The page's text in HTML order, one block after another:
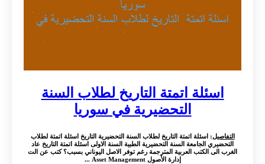
اسئلة اتمتة التاريخ لطلاب السنة
التحضيرية في سوريا
التفاصيل: اسئلة اتمتة التاريخ لطلاب السنة التحضيرية التاريخ اسئلة اتمتة لطلاب
التحضيري الجامعة السنة التحضيرية الطبية السنة الاولى اسئلة اتمتة التاريخ عاد
الغرب الى الكتب العربية المترجمة رغم توفر الاصل اليوناني بسبب؟ كتب عن الت
إدارة الأصول Asset Management ...